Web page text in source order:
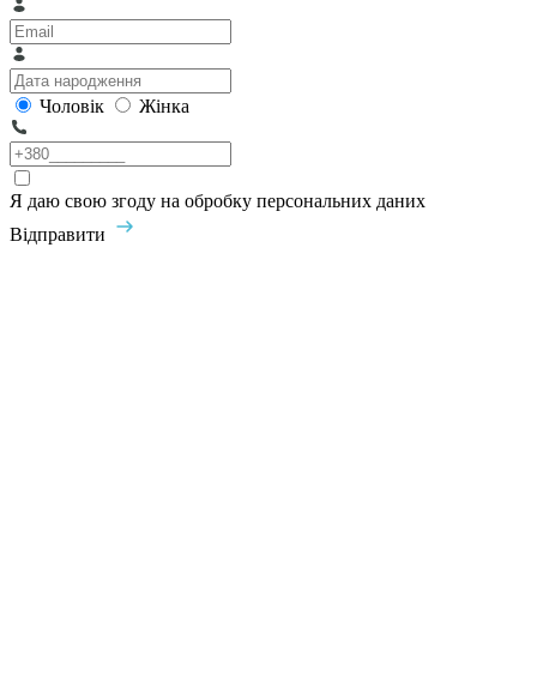
Чоловік Жінка
Я даю свою згоду на обробку персональних даних
Відправити